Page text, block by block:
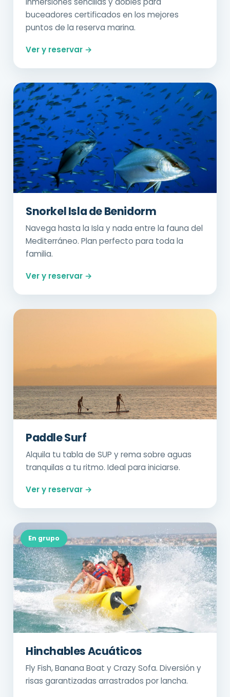
buceadores certificados en los mejores
puntos de la reserva marina.
Ver y reservar →
Snorkel Isla de Benidorm
Navega hasta la Isla y nada entre la fauna del
Mediterráneo. Plan perfecto para toda la
familia.
Ver y reservar →
Paddle Surf
Alquila tu tabla de SUP y rema sobre aguas
tranquilas a tu ritmo. Ideal para iniciarse.
Ver y reservar →
En grupo
Hinchables Acuáticos
Fly Fish, Banana Boat y Crazy Sofa. Diversión y
risas garantizadas arrastrados por lancha.